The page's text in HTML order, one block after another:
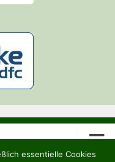
essentielle Cookies